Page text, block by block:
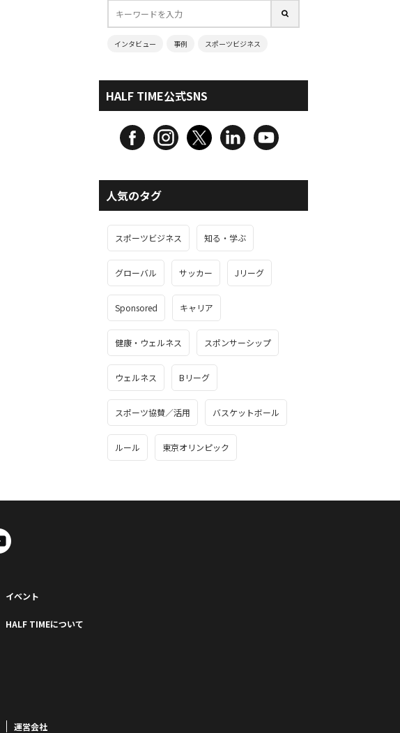
インタビュー 事例 スポーツビジネス
HALF TIME公式SNS
人気のタグ
スポーツビジネス 知る・学ぶ
グローバル サッカー Jリーグ
Sponsored キャリア
健康・ウェルネス スポンサーシップ
ウェルネス Bリーグ
スポーツ協賛／活用 バスケットボール
ルール 東京オリンピック
イベント
HALF TIMEについて
運営会社